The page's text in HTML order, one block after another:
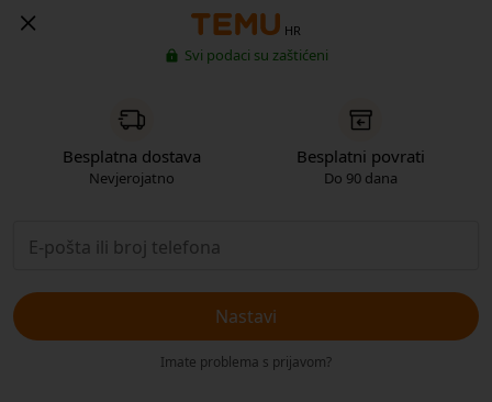
HR
Svi podaci su zaštićeni
Besplatna dostava
Nevjerojatno
Besplatni povrati
Do 90 dana
Nastavi
Imate problema s prijavom?